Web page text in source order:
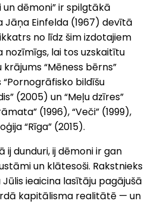
dēmoni” ir spilgtākā
Einfelda (1967) devītā
no līdz šim izdotajiem
nozīmīgs, lai tos uzskaitītu
“Mēness bērns”
bildīšu
(2005) un “Meļu dzīres”
(1996), “Veči” (1999),
“Rīga” (2015).
ij dunduri, ij dēmoni ir gan
un klātesoši. Rakstnieks
ieaicina lasītāju pagājušā
kapitālisma realitātē — un